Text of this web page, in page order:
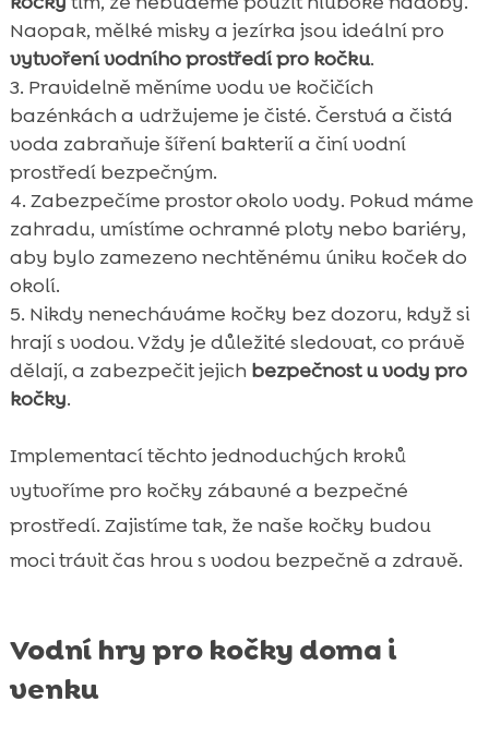
Naopak, mělké misky a jezírka jsou ideální pro
vytvoření vodního prostředí pro kočku.
Pravidelně měníme vodu ve kočičích
bazénkách a udržujeme je čisté. Čerstvá a čistá
voda zabraňuje šíření bakterií a činí vodní
prostředí bezpečným.
Zabezpečíme prostor okolo vody. Pokud máme
zahradu, umístíme ochranné ploty nebo bariéry,
aby bylo zamezeno nechtěnému úniku koček do
okolí.
Nikdy nenecháváme kočky bez dozoru, když si
hrají s vodou. Vždy je důležité sledovat, co právě
dělají, a zabezpečit jejich bezpečnost u vody pro
kočky.
Implementací těchto jednoduchých kroků
vytvoříme pro kočky zábavné a bezpečné
prostředí. Zajistíme tak, že naše kočky budou
moci trávit čas hrou s vodou bezpečně a zdravě.
Vodní hry pro kočky doma i
venku